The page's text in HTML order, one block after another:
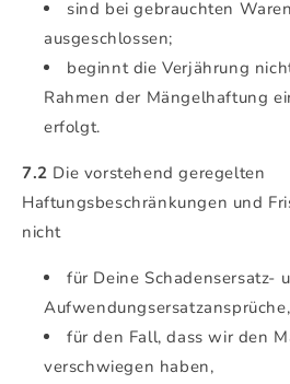
sind bei gebrauchten
ausgeschlossen;
beginnt die Verjährung
Rahmen der Mängelhaftung
erfolgt.
7.2 Die vorstehend geregelten
Haftungsbeschränkungen und
nicht
für Deine Schadensersatz-
Aufwendungsersatzansprüche,
für den Fall, dass wir den
verschwiegen haben,